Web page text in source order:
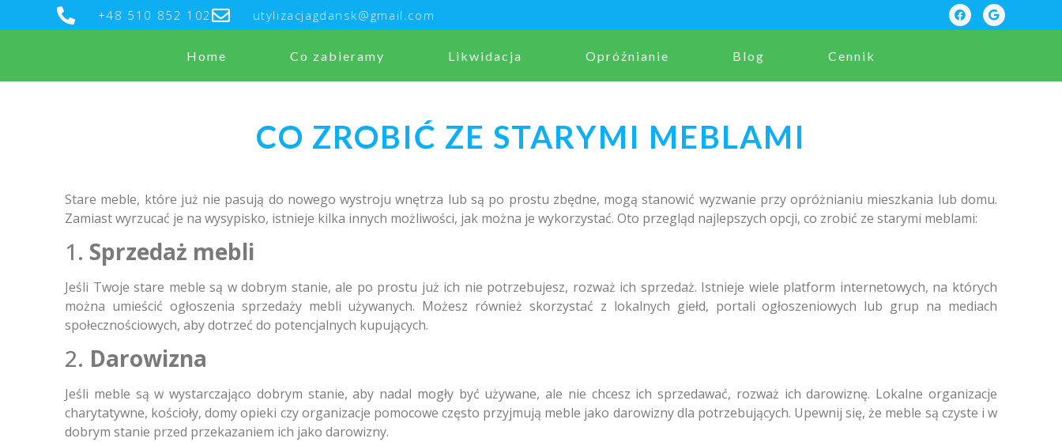
+48 510 852 102 utylizacjagdansk@gmail.com
Home Co zabieramy Likwidacja Opróżnianie Blog Cennik
CO ZROBIĆ ZE STARYMI MEBLAMI
Stare meble, które już nie pasują do nowego wystroju wnętrza lub są po prostu zbędne, mogą stanowić wyzwanie przy opróżnianiu mieszkania lub domu.
Zamiast wyrzucać je na wysypisko, istnieje kilka innych możliwości, jak można je wykorzystać. Oto przegląd najlepszych opcji, co zrobić ze starymi meblami:
1. Sprzedaż mebli
Jeśli Twoje stare meble są w dobrym stanie, ale po prostu już ich nie potrzebujesz, rozważ ich sprzedaż. Istnieje wiele platform internetowych, na których
można umieścić ogłoszenia sprzedaży mebli używanych. Możesz również skorzystać z lokalnych giełd, portali ogłoszeniowych lub grup na mediach
społecznościowych, aby dotrzeć do potencjalnych kupujących.
2. Darowizna
Jeśli meble są w wystarczająco dobrym stanie, aby nadal mogły być używane, ale nie chcesz ich sprzedawać, rozważ ich darowiznę. Lokalne organizacje
charytatywne, kościoły, domy opieki czy organizacje pomocowe często przyjmują meble jako darowizny dla potrzebujących. Upewnij się, że meble są czyste i w
dobrym stanie przed przekazaniem ich jako darowizny.